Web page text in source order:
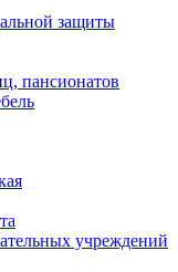
защиты
пансионатов
учреждений